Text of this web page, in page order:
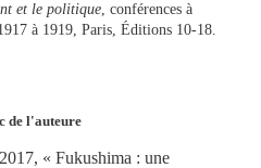
et le politique, conférences à
à 1919, Paris, Éditions 10-18.
de l'auteure
« Fukushima : une